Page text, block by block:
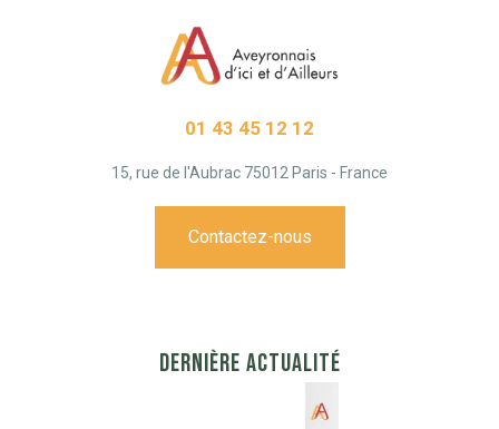
01 43 45 12 12
15, rue de l'Aubrac 75012 Paris - France
Contactez-nous
DERNIÈRE ACTUALITÉ